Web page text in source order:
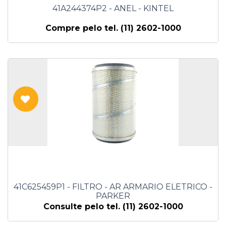
41A244374P2 - ANEL - KINTEL
Compre pelo tel. (11) 2602-1000
41C625459P1 - FILTRO - AR ARMARIO ELETRICO -
PARKER
Consulte pelo tel. (11) 2602-1000